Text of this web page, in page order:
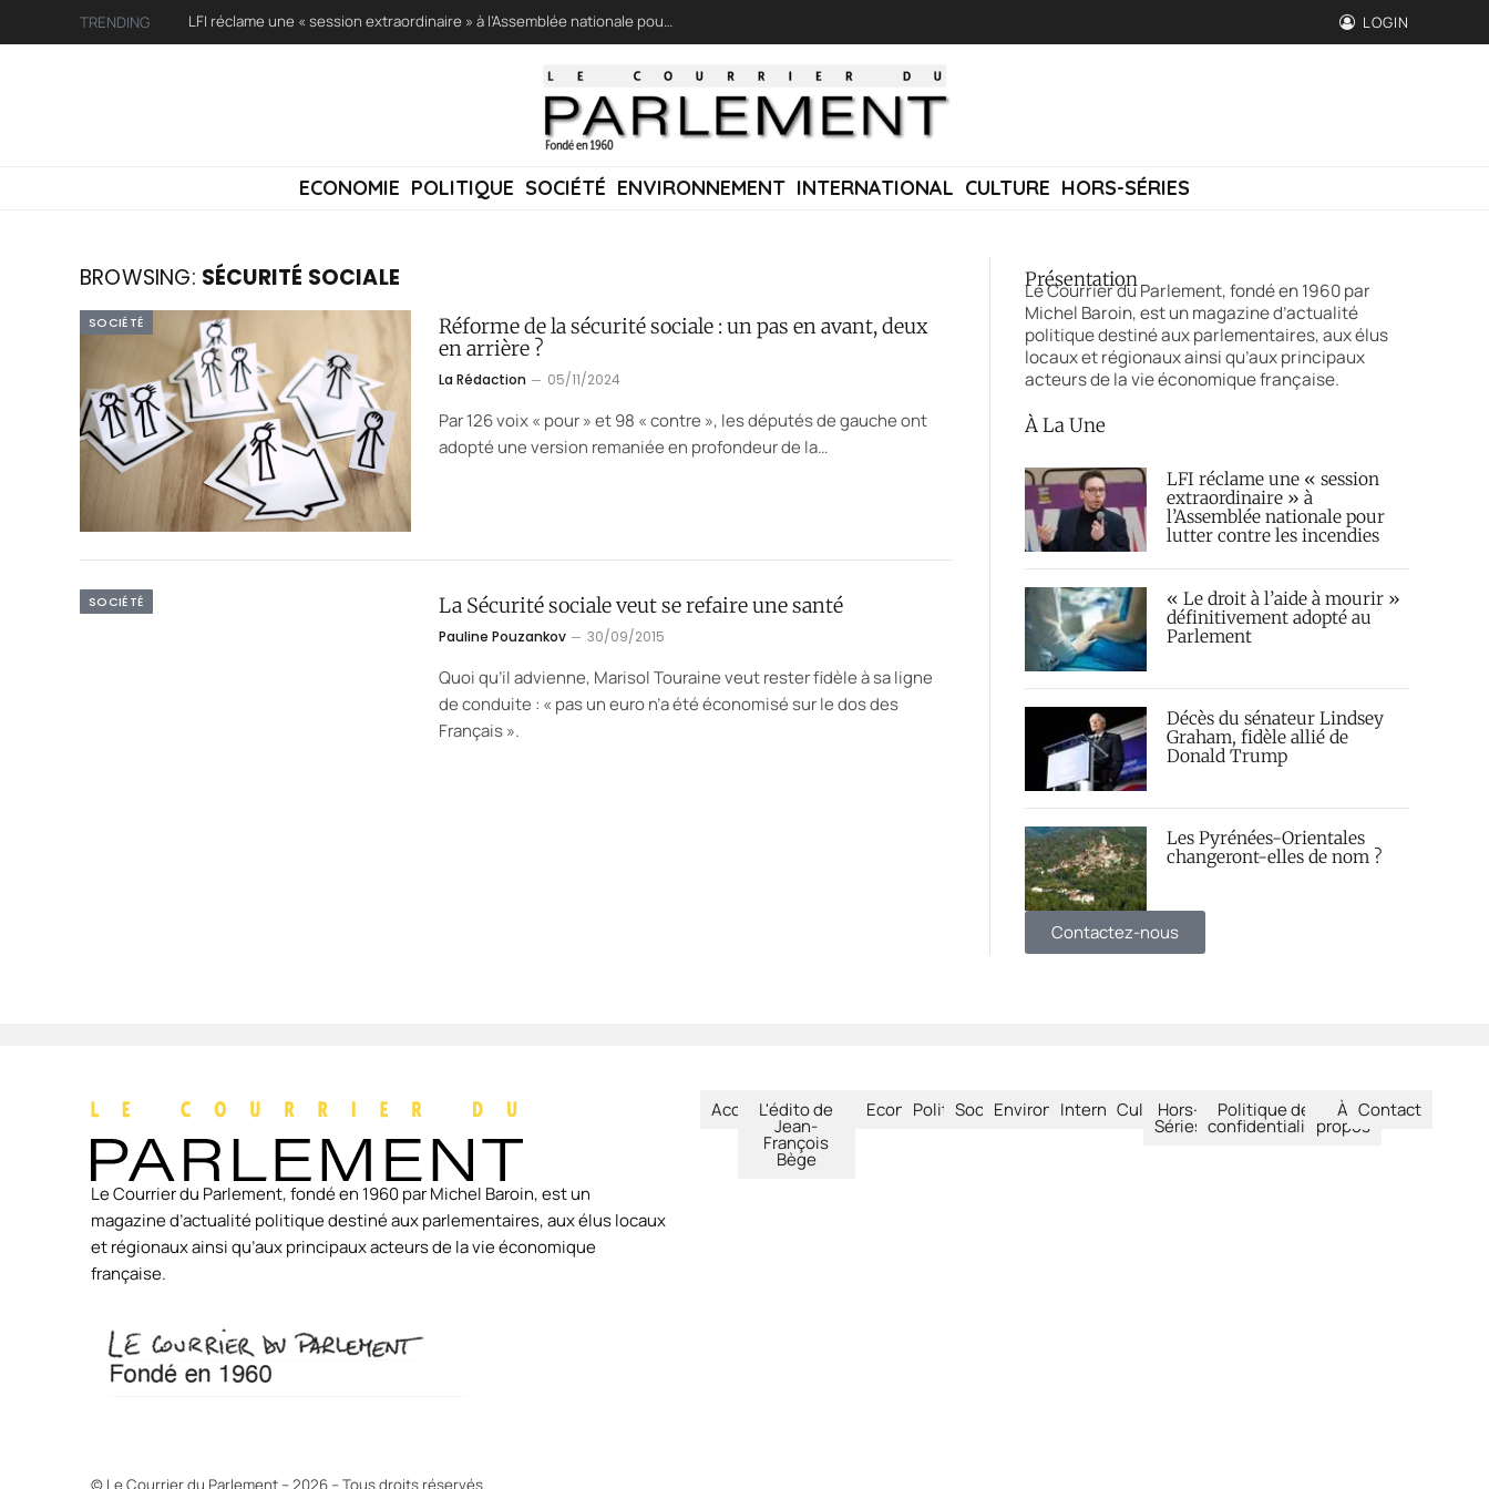
TRENDING LFI réclame une « session extraordinaire » à l’Assemblée nationale pour lutter contre les incendies LOGIN
ECONOMIE POLITIQUE SOCIÉTÉ ENVIRONNEMENT INTERNATIONAL CULTURE HORS-SÉRIES
BROWSING: SÉCURITÉ SOCIALE
SOCIÉTÉ
Réforme de la sécurité sociale : un pas en avant, deux
en arrière ?
La Rédaction 05/11/2024
Par 126 voix « pour » et 98 « contre », les députés de gauche ont
adopté une version remaniée en profondeur de la…
SOCIÉTÉ La Sécurité sociale veut se refaire une santé
Pauline Pouzankov 30/09/2015
Quoi qu’il advienne, Marisol Touraine veut rester fidèle à sa ligne
de conduite : « pas un euro n’a été économisé sur le dos des
Français ».
Présentation
Le Courrier du Parlement, fondé en 1960 par
Michel Baroin, est un magazine d’actualité
politique destiné aux parlementaires, aux élus
locaux et régionaux ainsi qu’aux principaux
acteurs de la vie économique française.
À La Une
LFI réclame une « session
extraordinaire » à
l’Assemblée nationale pour
lutter contre les incendies
« Le droit à l’aide à mourir »
définitivement adopté au
Parlement
Décès du sénateur Lindsey
Graham, fidèle allié de
Donald Trump
Les Pyrénées-Orientales
changeront-elles de nom ?
Contactez-nous
Le Courrier du Parlement, fondé en 1960 par Michel Baroin, est un
magazine d’actualité politique destiné aux parlementaires, aux élus locaux
et régionaux ainsi qu’aux principaux acteurs de la vie économique
française.
AccueilL'édito de
Jean-
François
Bège
EconomiePolitiqueSociétéEnvironnementInternational
CultureHors-
Séries
Politique de
confidentialité
À
propos
Contact
© Le Courrier du Parlement – 2026 – Tous droits réservés.